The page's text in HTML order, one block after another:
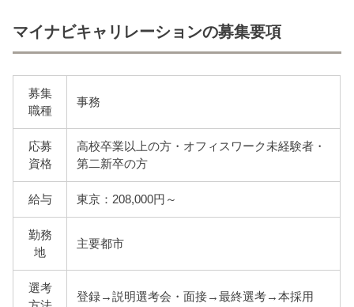
マイナビキャリレーションの募集要項
募集
職種
事務
応募
資格
高校卒業以上の方・オフィスワーク未経験者・
第二新卒の方
給与 東京：208,000円～
勤務
地
主要都市
選考
登録→説明選考会・面接→最終選考→本採用